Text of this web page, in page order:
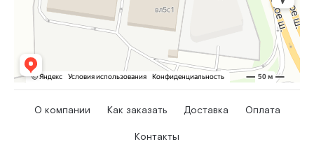
О компании Как заказать Доставка Оплата
Контакты